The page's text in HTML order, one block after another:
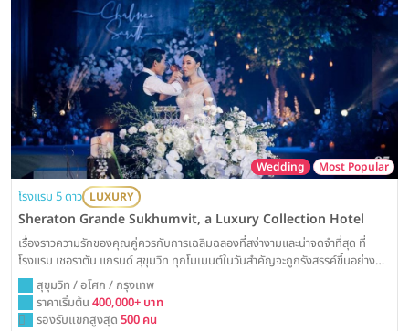
Wedding Most Popular
โรงแรม 5 ดาว LUXURY
Sheraton Grande Sukhumvit, a Luxury Collection Hotel
เรื่องราวความรักของคุณคู่ควรกับการเฉลิมฉลองที่สง่างามและน่าจดจำที่สุด ที่
โรงแรม เชอราตัน แกรนด์ สุขุมวิท ทุกโมเมนต์ในวันสำคัญจะถูกรังสรรค์ขึ้นอย่าง
วิจิตรบรรจง ด้วยมนต์เสน่ห์ของห้องแกรนด์บอลรูมสุดคลาสสิก พร้อมบริการเหนือ
ระดับ ณ แลนด์มาร์คใจกลางกรุงเทพฯ ที่จะสร้างความประทับใจให้แก่แขกผู้มีเกียรติ
ทุกคน
สุขุมวิท / อโศก / กรุงเทพ
ราคาเริ่มต้น 400,000+ บาท
รองรับแขกสูงสุด 500 คน